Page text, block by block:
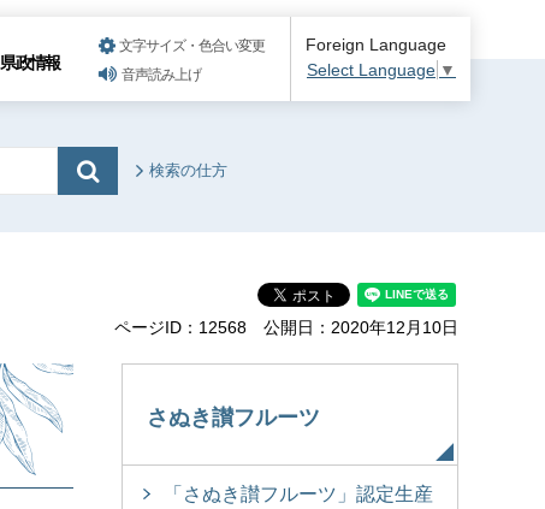
県政情報
文字サイズ・色合い変更
音声読み上げ
Foreign Language
Select Language ▼
検索の仕方
ページID：12568 公開日：2020年12月10日
さぬき讃フルーツ
「さぬき讃フルーツ」認定生産